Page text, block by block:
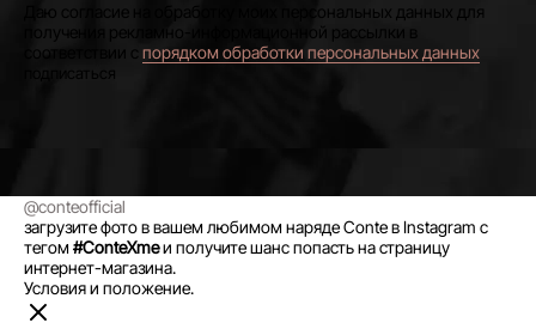
Даю согласие на обработку моих персональных данных для
получения рекламно-информационной рассылки в
соответствии с порядком обработки персональных данных
@conteofficial
загрузите фото в вашем любимом наряде Conte в Instagram с
тегом#ConteXmeи получите шанс попасть на страницу
интернет-магазина.
Условия и положение.